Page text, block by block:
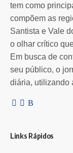
Unidade será
aproximadamente, 3
tem como
compõem as
Santista e Vale
o olhar crítico
Em busca de
seu público, o
diária, utilizando
Links Rápidos